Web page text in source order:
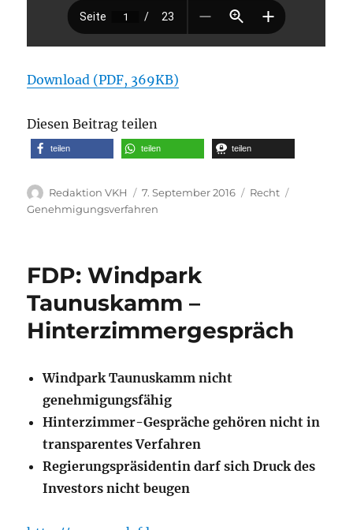
Download (PDF, 369KB)
Diesen Beitrag teilen
teilen teilen teilen
Autor
Redaktion VKH
Veröffentlicht
am
7. September 2016 Kategorien
Recht
Genehmigungsverfahren
FDP: Windpark
Taunuskamm –
Hinterzimmergespräch
Windpark Taunuskamm nicht
genehmigungsfähig
Hinterzimmer-Gespräche gehören nicht in
transparentes Verfahren
Regierungspräsidentin darf sich Druck des
Investors nicht beugen